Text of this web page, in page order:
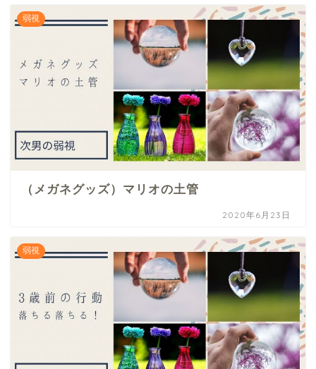
弱視
（メガネグッズ）マリオの土管
2020年6月23日
弱視